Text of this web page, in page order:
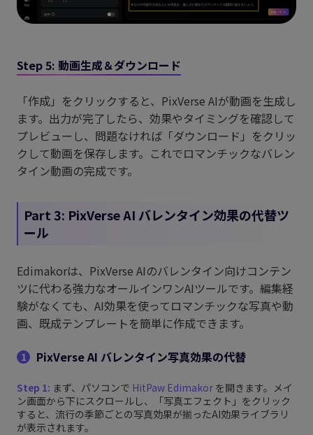
Step 5: 動画生成＆ダウンロード
「作成」をクリックすると、PixVerse AIが動画を生成し
ます。出力が完了したら、効果やタイミングを確認して
プレビューし、問題なければ「ダウンロード」をクリッ
クして動画を保存します。これでロマンチックなバレン
タイン動画の完成です。
Part 3: PixVerse AI バレンタイン効果の代替ツ
ール
Edimakorは、PixVerse AIのバレンタイン向けコンテン
ツに代わる強力なオールインワンAIツールです。編集経
験がなくても、AI効果を使ってロマンチックな写真や動
画、既成テンプレートを簡単に作成できます。
1 PixVerse AI バレンタイン写真効果の代替
Step 1: まず、パソコンで HitPaw Edimakor を開きます。メイ
ン画面から下にスクロールし、「写真エフェクト」をクリック
すると、流行の季節ごとの写真効果が揃ったAI効果ライブラリ
が表示されます。